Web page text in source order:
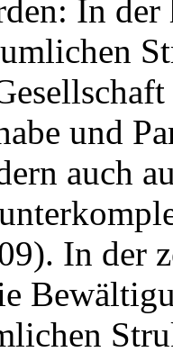
In
und
auch
In der